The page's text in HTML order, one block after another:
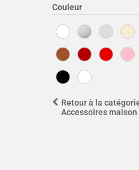
Couleur
Retour à la
Accessoires maison